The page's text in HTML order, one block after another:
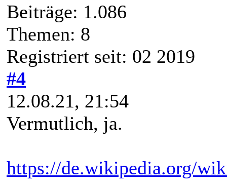
Beiträge: 1.086
Themen: 8
Registriert seit: 02 2019
#4
12.08.21, 21:54
Vermutlich, ja.
https://de.wikipedia.org/